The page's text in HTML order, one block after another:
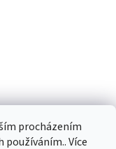
procházením
Více